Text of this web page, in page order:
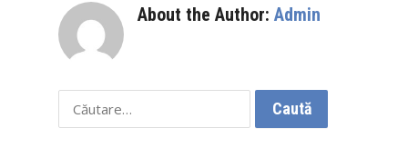
About the Author: Admin
Caută
după: